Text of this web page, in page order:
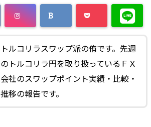
トルコリラスワップ派の侑です。先週
のトルコリラ円を取り扱っているＦＸ
会社のスワップポイント実績・比較・
推移の報告です。